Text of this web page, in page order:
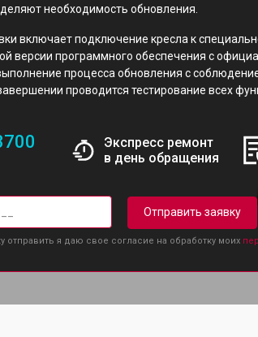
необходимость обновления.
включает подключение кресла к
версии программного обеспечения с
процесса обновления с
проводится тестирование всех
Экспресс ремонт
в день обращения
Отправить заявку
отправить я даю свое согласие на обработку моих